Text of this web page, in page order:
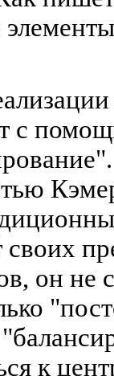
с
своих
он не
к